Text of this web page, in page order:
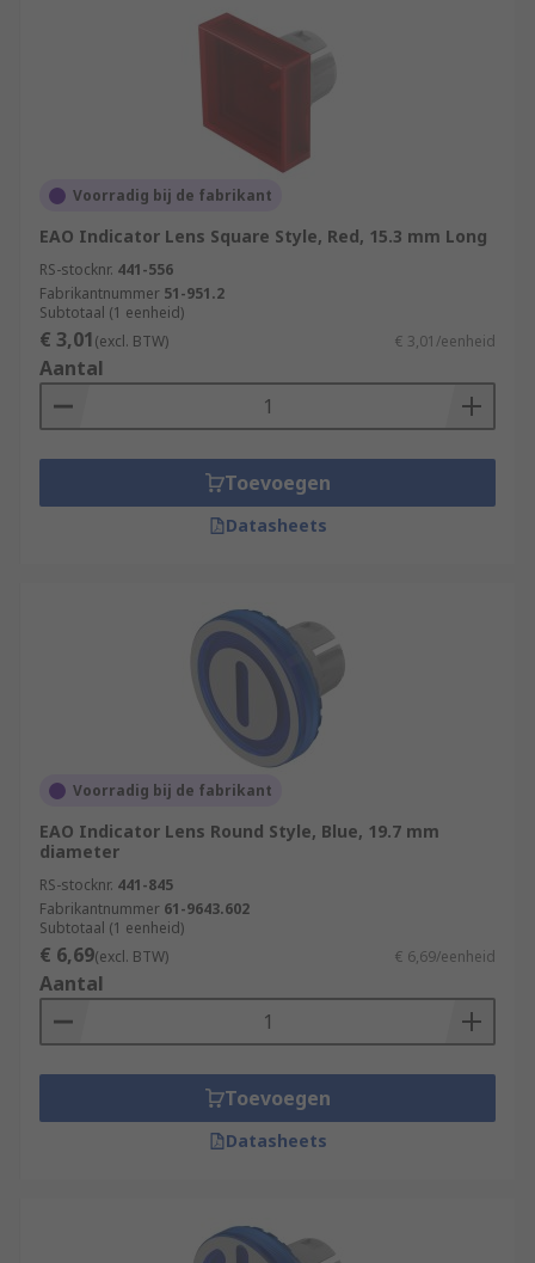
Voorradig bij de fabrikant
EAO Indicator Lens Square Style, Red, 15.3 mm Long
RS-stocknr. 441-556
Fabrikantnummer 51-951.2
Subtotaal (1 eenheid)
€ 3,01(excl. BTW) € 3,01/eenheid
Aantal
Toevoegen
Datasheets
Voorradig bij de fabrikant
EAO Indicator Lens Round Style, Blue, 19.7 mm
diameter
RS-stocknr. 441-845
Fabrikantnummer 61-9643.602
Subtotaal (1 eenheid)
€ 6,69(excl. BTW) € 6,69/eenheid
Aantal
Toevoegen
Datasheets